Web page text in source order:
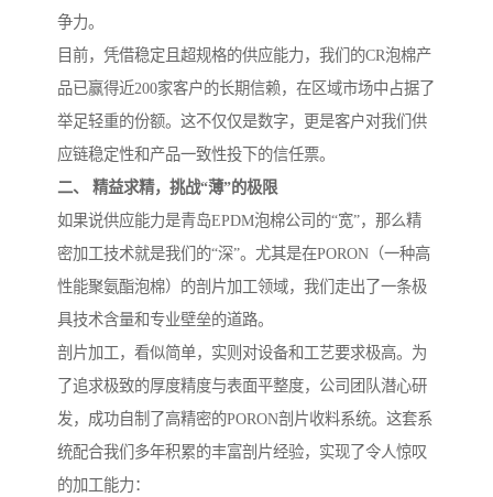
争力。
目前，凭借稳定且超规格的供应能力，我们的CR泡棉产
品已赢得近200家客户的长期信赖，在区域市场中占据了
举足轻重的份额。这不仅仅是数字，更是客户对我们供
应链稳定性和产品一致性投下的信任票。
二、 精益求精，挑战“薄”的极限
如果说供应能力是青岛EPDM泡棉公司的“宽”，那么精
密加工技术就是我们的“深”。尤其是在PORON（一种高
性能聚氨酯泡棉）的剖片加工领域，我们走出了一条极
具技术含量和专业壁垒的道路。
剖片加工，看似简单，实则对设备和工艺要求极高。为
了追求极致的厚度精度与表面平整度，公司团队潜心研
发，成功自制了高精密的PORON剖片收料系统。这套系
统配合我们多年积累的丰富剖片经验，实现了令人惊叹
的加工能力：